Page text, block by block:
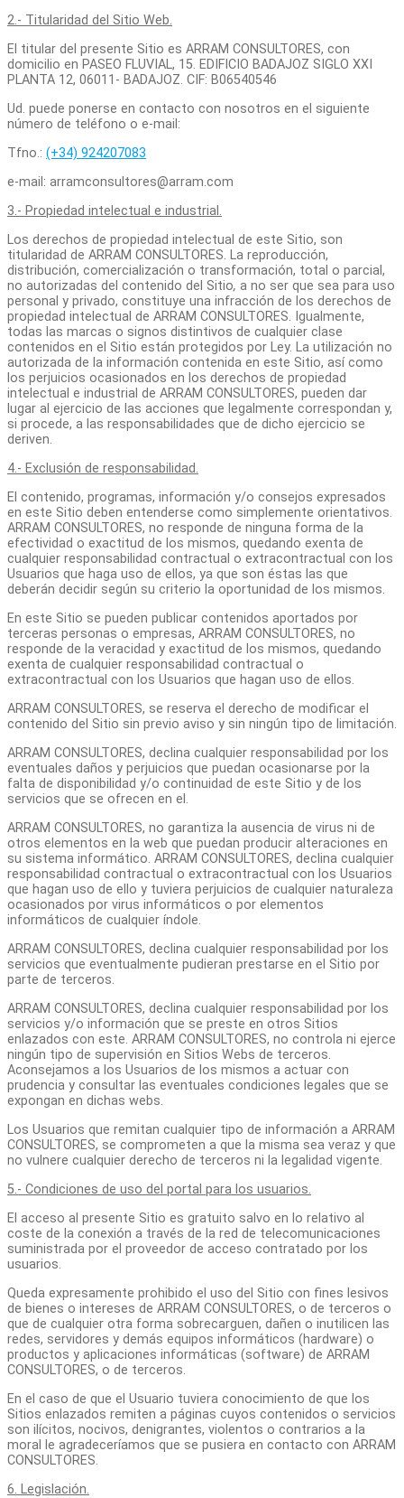
2.- Titularidad del Sitio Web.
El titular del presente Sitio es ARRAM CONSULTORES, con
domicilio en PASEO FLUVIAL, 15. EDIFICIO BADAJOZ SIGLO XXI
PLANTA 12, 06011- BADAJOZ. CIF: B06540546
Ud. puede ponerse en contacto con nosotros en el siguiente
número de teléfono o e-mail:
Tfno.: (+34) 924207083
e-mail: arramconsultores@arram.com
3.- Propiedad intelectual e industrial.
Los derechos de propiedad intelectual de este Sitio, son
titularidad de ARRAM CONSULTORES. La reproducción,
distribución, comercialización o transformación, total o parcial,
no autorizadas del contenido del Sitio, a no ser que sea para uso
personal y privado, constituye una infracción de los derechos de
propiedad intelectual de ARRAM CONSULTORES. Igualmente,
todas las marcas o signos distintivos de cualquier clase
contenidos en el Sitio están protegidos por Ley. La utilización no
autorizada de la información contenida en este Sitio, así como
los perjuicios ocasionados en los derechos de propiedad
intelectual e industrial de ARRAM CONSULTORES, pueden dar
lugar al ejercicio de las acciones que legalmente correspondan y,
si procede, a las responsabilidades que de dicho ejercicio se
deriven.
4.- Exclusión de responsabilidad.
El contenido, programas, información y/o consejos expresados
en este Sitio deben entenderse como simplemente orientativos.
ARRAM CONSULTORES, no responde de ninguna forma de la
efectividad o exactitud de los mismos, quedando exenta de
cualquier responsabilidad contractual o extracontractual con los
Usuarios que haga uso de ellos, ya que son éstas las que
deberán decidir según su criterio la oportunidad de los mismos.
En este Sitio se pueden publicar contenidos aportados por
terceras personas o empresas, ARRAM CONSULTORES, no
responde de la veracidad y exactitud de los mismos, quedando
exenta de cualquier responsabilidad contractual o
extracontractual con los Usuarios que hagan uso de ellos.
ARRAM CONSULTORES, se reserva el derecho de modificar el
contenido del Sitio sin previo aviso y sin ningún tipo de limitación.
ARRAM CONSULTORES, declina cualquier responsabilidad por los
eventuales daños y perjuicios que puedan ocasionarse por la
falta de disponibilidad y/o continuidad de este Sitio y de los
servicios que se ofrecen en el.
ARRAM CONSULTORES, no garantiza la ausencia de virus ni de
otros elementos en la web que puedan producir alteraciones en
su sistema informático. ARRAM CONSULTORES, declina cualquier
responsabilidad contractual o extracontractual con los Usuarios
que hagan uso de ello y tuviera perjuicios de cualquier naturaleza
ocasionados por virus informáticos o por elementos
informáticos de cualquier índole.
ARRAM CONSULTORES, declina cualquier responsabilidad por los
servicios que eventualmente pudieran prestarse en el Sitio por
parte de terceros.
ARRAM CONSULTORES, declina cualquier responsabilidad por los
servicios y/o información que se preste en otros Sitios
enlazados con este. ARRAM CONSULTORES, no controla ni ejerce
ningún tipo de supervisión en Sitios Webs de terceros.
Aconsejamos a los Usuarios de los mismos a actuar con
prudencia y consultar las eventuales condiciones legales que se
expongan en dichas webs.
Los Usuarios que remitan cualquier tipo de información a ARRAM
CONSULTORES, se comprometen a que la misma sea veraz y que
no vulnere cualquier derecho de terceros ni la legalidad vigente.
5.- Condiciones de uso del portal para los usuarios.
El acceso al presente Sitio es gratuito salvo en lo relativo al
coste de la conexión a través de la red de telecomunicaciones
suministrada por el proveedor de acceso contratado por los
usuarios.
Queda expresamente prohibido el uso del Sitio con fines lesivos
de bienes o intereses de ARRAM CONSULTORES, o de terceros o
que de cualquier otra forma sobrecarguen, dañen o inutilicen las
redes, servidores y demás equipos informáticos (hardware) o
productos y aplicaciones informáticas (software) de ARRAM
CONSULTORES, o de terceros.
En el caso de que el Usuario tuviera conocimiento de que los
Sitios enlazados remiten a páginas cuyos contenidos o servicios
son ilícitos, nocivos, denigrantes, violentos o contrarios a la
moral le agradeceríamos que se pusiera en contacto con ARRAM
CONSULTORES.
6. Legislación.